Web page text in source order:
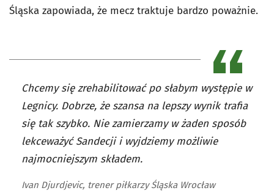
Śląska zapowiada, że mecz traktuje bardzo poważnie.
Chcemy się zrehabilitować po słabym występie w
Legnicy. Dobrze, że szansa na lepszy wynik trafia
się tak szybko. Nie zamierzamy w żaden sposób
lekceważyć Sandecji i wyjdziemy możliwie
najmocniejszym składem.
Ivan Djurdjevic, trener piłkarzy Śląska Wrocław